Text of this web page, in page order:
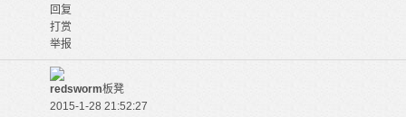
回复
打赏
举报
redsworm板凳
2015-1-28 21:52:27